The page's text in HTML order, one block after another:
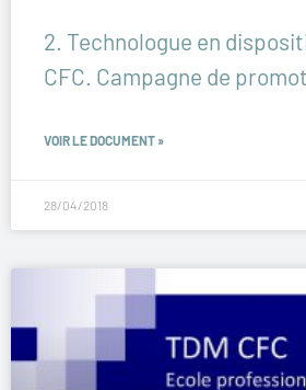
2. Technologue en
CFC. Campagne de
VOIR LE DOCUMENT »
28/04/2018